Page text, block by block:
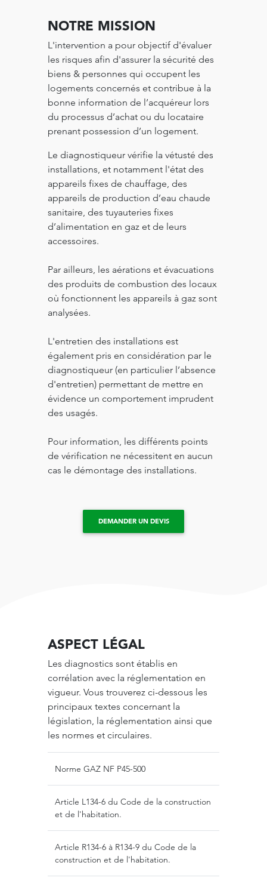
NOTRE MISSION
L'intervention a pour objectif d'évaluer
les risques afin d'assurer la sécurité des
biens & personnes qui occupent les
logements concernés et contribue à la
bonne information de l’acquéreur lors
du processus d’achat ou du locataire
prenant possession d’un logement.
Le diagnostiqueur vérifie la vétusté des
installations, et notamment l'état des
appareils fixes de chauffage, des
appareils de production d’eau chaude
sanitaire, des tuyauteries fixes
d’alimentation en gaz et de leurs
accessoires.
Par ailleurs, les aérations et évacuations
des produits de combustion des locaux
où fonctionnent les appareils à gaz sont
analysées.
L'entretien des installations est
également pris en considération par le
diagnostiqueur (en particulier l’absence
d'entretien) permettant de mettre en
évidence un comportement imprudent
des usagés.
Pour information, les différents points
de vérification ne nécessitent en aucun
cas le démontage des installations.
DEMANDER UN DEVIS
ASPECT LÉGAL
Les diagnostics sont établis en
corrélation avec la réglementation en
vigueur. Vous trouverez ci-dessous les
principaux textes concernant la
législation, la réglementation ainsi que
les normes et circulaires.
Norme GAZ NF P45-500
Article L134-6 du Code de la construction
et de l'habitation.
Article R134-6 à R134-9 du Code de la
construction et de l'habitation.